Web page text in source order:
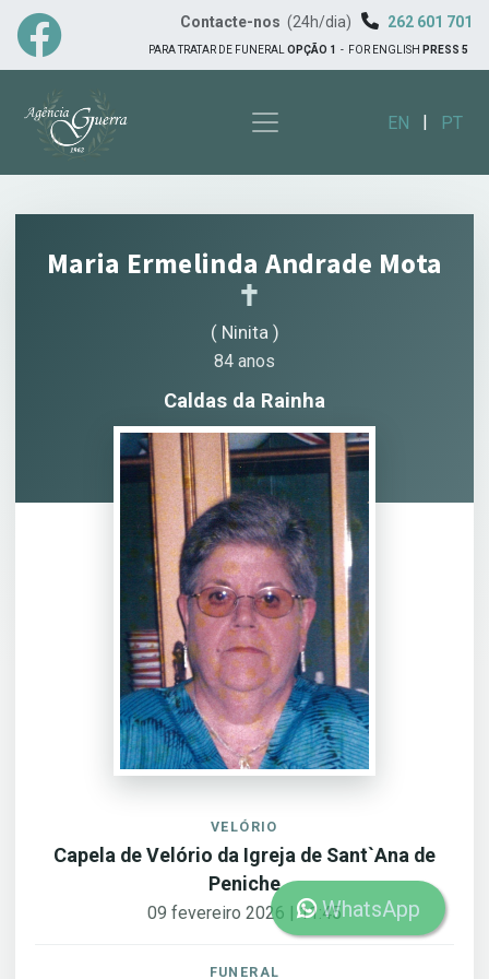
Contacte-nos (24h/dia) 262 601 701
PARA TRATAR DE FUNERAL OPÇÃO 1 - FOR ENGLISH PRESS 5
EN | PT
Maria Ermelinda Andrade Mota
✝︎
( Ninita )
84 anos
Caldas da Rainha
VELÓRIO
Capela de Velório da Igreja de Sant`Ana de
Peniche
09 fevereiro 2026 | 11:45
FUNERAL
WhatsApp